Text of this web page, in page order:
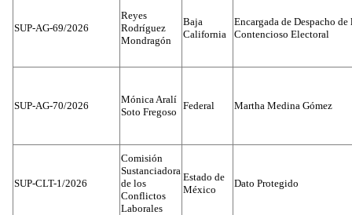
SUP-AG-69/2026
Reyes
Rodríguez
Mondragón
Baja
California
Encargada de Despacho
Contencioso Electoral
SUP-AG-70/2026
Mónica Aralí
Soto Fregoso
Federal Martha Medina Gómez
SUP-CLT-1/2026
Comisión
Sustanciadora
de los
Conflictos
Laborales
Estado de
México
Dato Protegido